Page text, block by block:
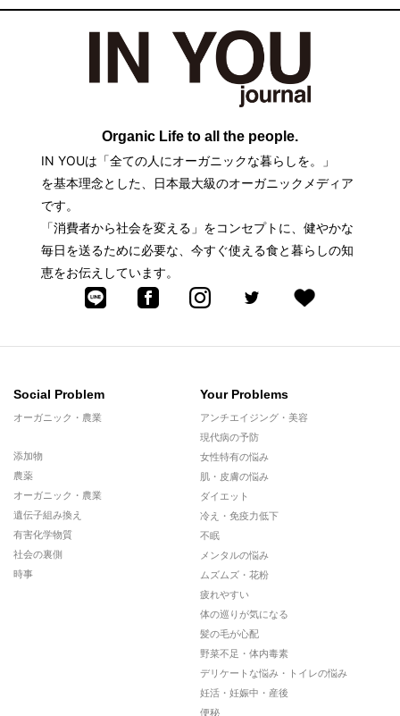
Organic Life to all the people.
IN YOUは「全ての人にオーガニックな暮らしを。」
を基本理念とした、日本最大級のオーガニックメディア
です。
「消費者から社会を変える」をコンセプトに、健やかな
毎日を送るために必要な、今すぐ使える食と暮らしの知
恵をお伝えしています。
Social Problem
オーガニック・農業
添加物
農薬
オーガニック・農業
遺伝子組み換え
有害化学物質
社会の裏側
時事
Your Problems
アンチエイジング・美容
現代病の予防
女性特有の悩み
肌・皮膚の悩み
ダイエット
冷え・免疫力低下
不眠
メンタルの悩み
ムズムズ・花粉
疲れやすい
体の巡りが気になる
髪の毛が心配
野菜不足・体内毒素
デリケートな悩み・トイレの悩み
妊活・妊娠中・産後
便秘